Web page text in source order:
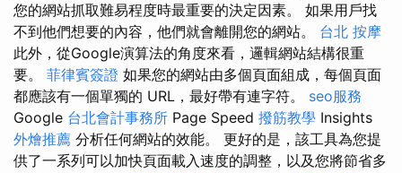
您的網站抓取難易程度時最重要的決定因素。 如果用戶找
不到他們想要的內容，他們就會離開您的網站。 台北 按摩
此外，從Google演算法的角度來看，邏輯網站結構很重
要。 菲律賓簽證 如果您的網站由多個頁面組成，每個頁面
都應該有一個單獨的 URL，最好帶有連字符。 seo服務
Google 台北會計事務所 Page Speed 撥筋教學 Insights
外燴推薦 分析任何網站的效能。 更好的是，該工具為您提
供了一系列可以加快頁面載入速度的調整，以及您將節省多